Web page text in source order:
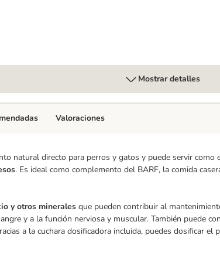
Mostrar detalles
natural directo para perros y gatos y puede servir como
. Es ideal como complemento del BARF, la comida
y otros minerales que pueden contribuir al
y a la función nerviosa y muscular. También puede
a la cuchara dosificadora incluida, puedes dosificar el
Valoraciones